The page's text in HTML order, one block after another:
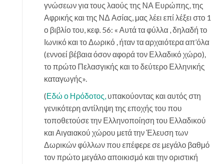
γνώσεων για τους λαούς της ΝΑ Ευρώπης, της
Αφρικής και της ΝΔ Ασίας, μας λέει επί λέξει στο 1
ο βιβλίο του, κεφ. 56: « Αυτά τα φύλλα , δηλαδή το
Ιωνικό και το Δωρικό , ήταν τα αρχαιότερα απ’όλα
(εννοεί βέβαια όσον αφορά τον Ελλαδικό χώρο),
το πρώτο Πελασγικής και το δεύτερο Ελληνικής
καταγωγής».
(Εδώ ο Ηρόδοτος, υπακούοντας και αυτός στη
γενικότερη αντίληψη της εποχής του που
τοποθετούσε την Ελληνοποίηση του Ελλαδικού
και Αιγαιακού χώρου μετά την Έλευση των
Δωρικών φύλλων που επέφερε σε μεγάλο βαθμό
τον πρώτο μεγάλο αποικισμό και την οριστική